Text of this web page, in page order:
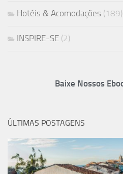
Hotéis & Acomodações (189)
INSPIRE-SE (2)
Baixe Nossos
ÚLTIMAS POSTAGENS